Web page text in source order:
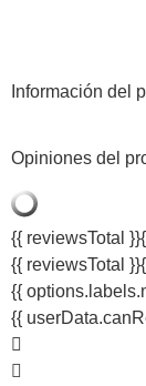
Información del
Opiniones del
{{ reviewsTotal }}
{{ reviewsTotal }}
{{
{{